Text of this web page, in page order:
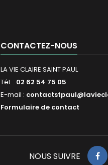
CONTACTEZ-NOUS
LA VIE CLAIRE SAINT PAUL
Tél. : 02 62 54 75 05
E-mail :
Formulaire de contact
NOUS SUIVRE